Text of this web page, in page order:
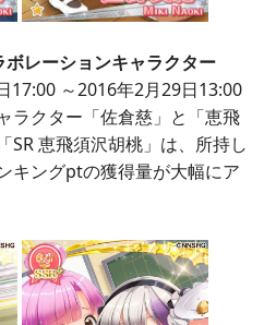
レーションキャラクター
17:00 ～2016年2月29日13:00
ラクター「佐倉慈」と「恵飛
SR 恵飛須沢胡桃」は、所持し
キングptの獲得量が大幅にア